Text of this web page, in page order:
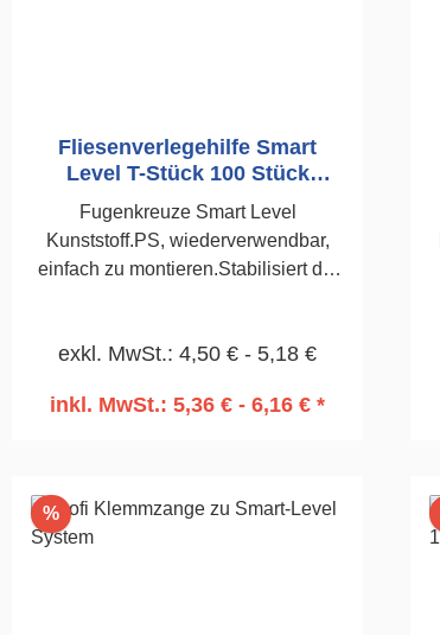
Fliesenverlegehilfe Smart
Level T-Stück 100 Stück
Kubala
Fugenkreuze Smart Level
Kunststoff.PS, wiederverwendbar,
einfach zu montieren.Stabilisiert die
einsetzbar.100 Stück2,0mm
exkl. MwSt.: 4,50 € - 5,18 €
inkl. MwSt.: 5,36 € - 6,16 € *
%Rabatt